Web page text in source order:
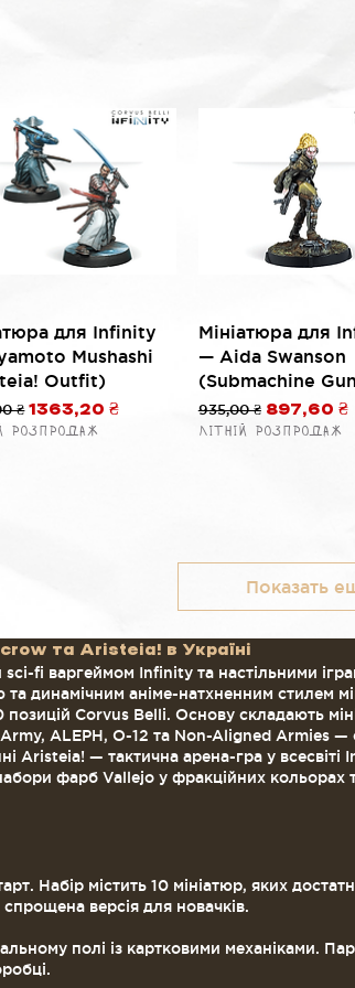
просмотр
для Infinity
Mushashi
Outfit)
цена
₴ Цена со скидкой
1363,20 ₴
розпродаж
Быстрый
Мініатюра для
— Aida Swanson
(Submachine
Обычная цена
935,00 ₴ Цена со
897,60 ₴
Літній розпродаж
Показать
та Aristeia! в Україні
fi варгеймом Infinity та настільними
динамічним аніме-натхненним стилем
позицій Corvus Belli. Основу складають
ALEPH, O-12 та Non-Aligned Armies —
Aristeia! — тактична арена-гра у
фарб Vallejo у фракційних кольорах
Набір містить 10 мініатюр, яких
версія для новачків.
полі із картковими механіками.